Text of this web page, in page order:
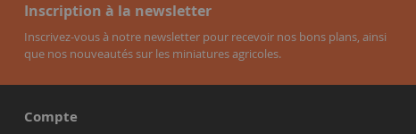
Inscription à la newsletter
Inscrivez-vous à notre newsletter pour recevoir nos bons plans, ainsi
que nos nouveautés sur les miniatures agricoles.
Compte